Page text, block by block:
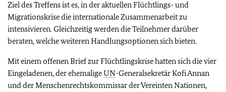
Ziel des Treffens ist es, in der aktuellen Flüchtlings- und
Migrationskrise die internationale Zusammenarbeit zu
intensivieren. Gleichzeitig werden die Teilnehmer darüber
beraten, welche weiteren Handlungsoptionen sich bieten.
Mit einem offenen Brief zur Flüchtlingskrise hatten sich die vier
Eingeladenen, der ehemaligeUN-Generalsekretär Kofi Annan
und der Menschenrechtskommissar der Vereinten Nationen,